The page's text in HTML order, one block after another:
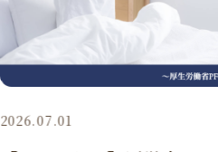
2026.07.01